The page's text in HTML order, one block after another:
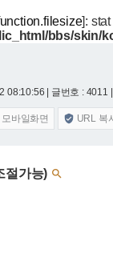
]:
bbs/skin/
08:10:56 | 글번호 : 4011
모바일화면  URL 복
절가능) 